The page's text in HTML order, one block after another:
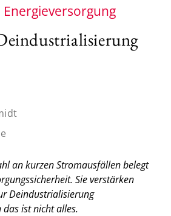
an kurzen Stromausfällen belegt
Sie verstärken
Deindustrialisierung
ist nicht alles.